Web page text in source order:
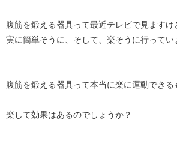
腹筋を鍛える器具って最近テレビで見ますけ
実に簡単そうに、そして、楽そうに行ってい
腹筋を鍛える器具って本当に楽に運動できる
楽して効果はあるのでしょうか？